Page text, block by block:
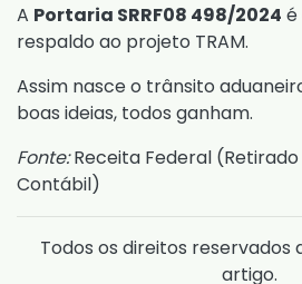
A Portaria SRRF08 498/2024 é
respaldo ao projeto TRAM.
Assim nasce o trânsito
boas ideias, todos ganham.
Fonte:Receita Federal (
Contábil)
Todos os direitos
artigo.